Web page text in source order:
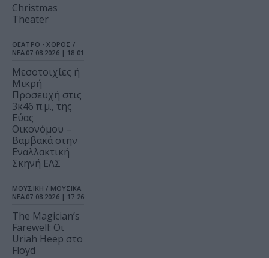
Christmas
Theater
ΘΕΑΤΡΟ - ΧΟΡΟΣ /
ΝΕΑ 07.08.2026 | 18.01
Μεσοτοιχίες ή
Μικρή
Προσευχή στις
3κ46 π.μ., της
Εύας
Οικονόμου –
Βαμβακά στην
Εναλλακτική
Σκηνή ΕΛΣ
ΜΟΥΣΙΚΗ / ΜΟΥΣΙΚΑ
ΝΕΑ 07.08.2026 | 17.26
The Magician’s
Farewell: Οι
Uriah Heep στο
Floyd